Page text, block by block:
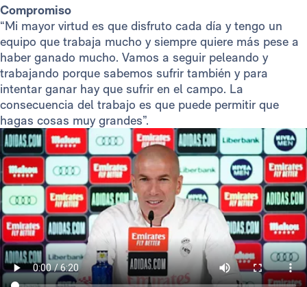
Compromiso
“Mi mayor virtud es que disfruto cada día y tengo un
equipo que trabaja mucho y siempre quiere más pese a
haber ganado mucho. Vamos a seguir peleando y
trabajando porque sabemos sufrir también y para
intentar ganar hay que sufrir en el campo. La
consecuencia del trabajo es que puede permitir que
hagas cosas muy grandes”.